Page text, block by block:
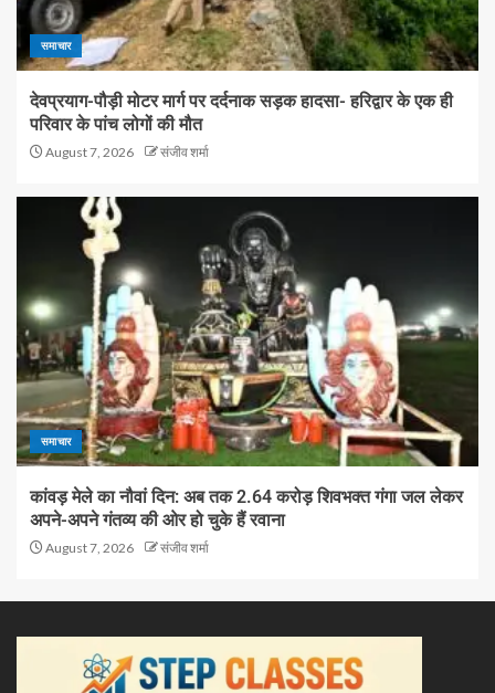
समाचार
देवप्रयाग-पौड़ी मोटर मार्ग पर दर्दनाक सड़क हादसा- हरिद्वार के एक ही
परिवार के पांच लोगों की मौत
August 7, 2026 संजीव शर्मा
समाचार
कांवड़ मेले का नौवां दिन: अब तक 2.64 करोड़ शिवभक्त गंगा जल लेकर
अपने-अपने गंतव्य की ओर हो चुके हैं रवाना
August 7, 2026 संजीव शर्मा